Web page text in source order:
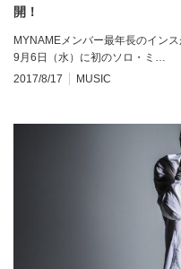
開！
MYNAMEメンバー最年長のイン
9月6日（水）に初のソロ・ミ…
2017/8/17
MUSIC